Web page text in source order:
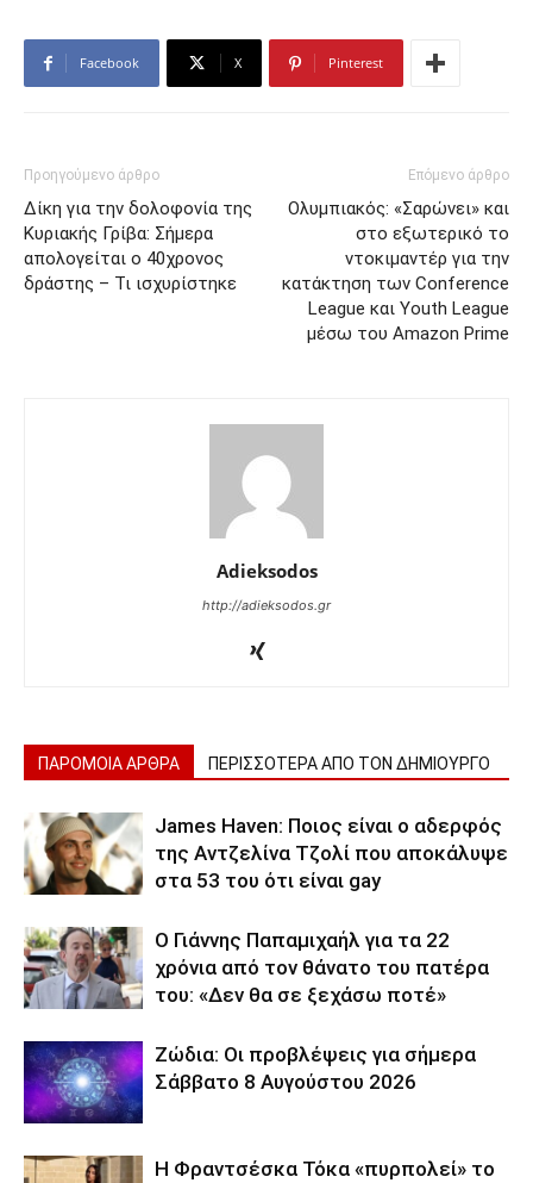
Facebook X Pinterest
Προηγούμενο άρθρο
Δίκη για την δολοφονία της
Κυριακής Γρίβα: Σήμερα
απολογείται ο 40χρονος
δράστης – Τι ισχυρίστηκε
Επόμενο άρθρο
Ολυμπιακός: «Σαρώνει» και
στο εξωτερικό το
ντοκιμαντέρ για την
κατάκτηση των Conference
League και Youth League
μέσω του Amazon Prime
Adieksodos
http://adieksodos.gr
ΠΑΡΟΜΟΙΑ ΑΡΘΡΑ ΠΕΡΙΣΣΟΤΕΡΑ ΑΠΟ ΤΟΝ ΔΗΜΙΟΥΡΓΟ
James Haven: Ποιος είναι ο αδερφός
της Αντζελίνα Τζολί που αποκάλυψε
στα 53 του ότι είναι gay
Ο Γιάννης Παπαμιχαήλ για τα 22
χρόνια από τον θάνατο του πατέρα
του: «Δεν θα σε ξεχάσω ποτέ»
Ζώδια: Οι προβλέψεις για σήμερα
Σάββατο 8 Αυγούστου 2026
Η Φραντσέσκα Τόκα «πυρπολεί» το